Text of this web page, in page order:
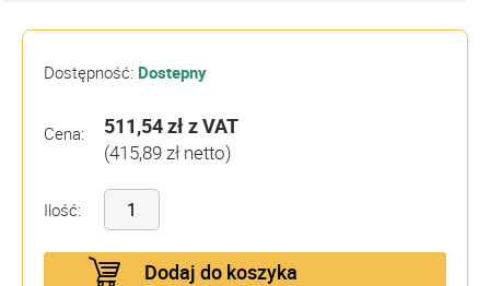
Dostępność: Dostepny
Cena: 511,54 złz VAT
(415,89 zł netto)
Ilość:
Dodaj do koszyka